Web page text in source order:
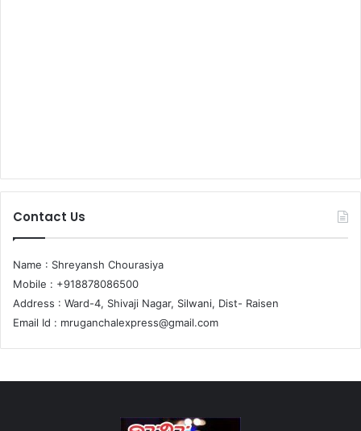
Contact Us
Name : Shreyansh Chourasiya
Mobile : +918878086500
Address : Ward-4, Shivaji Nagar, Silwani, Dist- Raisen
Email Id : mruganchalexpress@gmail.com